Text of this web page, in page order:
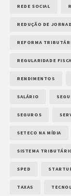
REDE SOCIAL
REDUÇÃO DE
REFORMA
REGULARIDADE
RENDIMENTOS
SALÁRIO
SEGUROS
SETECO NA MÍDIA
SISTEMA
SPED
TAXAS